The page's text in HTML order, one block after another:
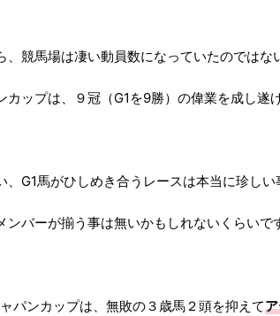
、競馬場は凄い動員数になっていたのではな
カップは、９冠（G1を9勝）の偉業を成し遂
、G1馬がひしめき合うレースは本当に珍しい
バーが揃う事は無いかもしれないくらいで
パンカップは、無敗の３歳馬２頭を抑えて